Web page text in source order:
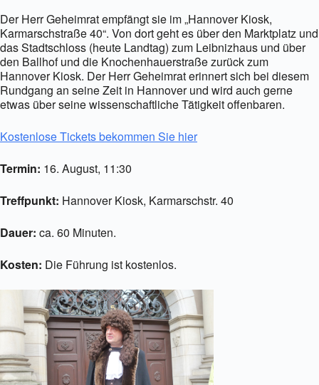
Der Herr Geheimrat empfängt sie im „Hannover Kiosk,
Karmarschstraße 40“. Von dort geht es über den Marktplatz und
das Stadtschloss (heute Landtag) zum Leibnizhaus und über
den Ballhof und die Knochenhauerstraße zurück zum
Hannover Kiosk. Der Herr Geheimrat erinnert sich bei diesem
Rundgang an seine Zeit in Hannover und wird auch gerne
etwas über seine wissenschaftliche Tätigkeit offenbaren.
Kostenlose Tickets bekommen Sie hier
Termin: 16. August, 11:30
Treffpunkt: Hannover Kiosk, Karmarschstr. 40
Dauer: ca. 60 Minuten.
Kosten: Die Führung ist kostenlos.